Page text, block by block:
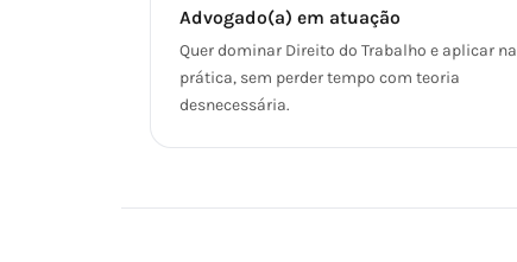
Advogado(a) em atuação
Quer dominar Direito do Trabalho e aplicar na
prática, sem perder tempo com teoria
desnecessária.